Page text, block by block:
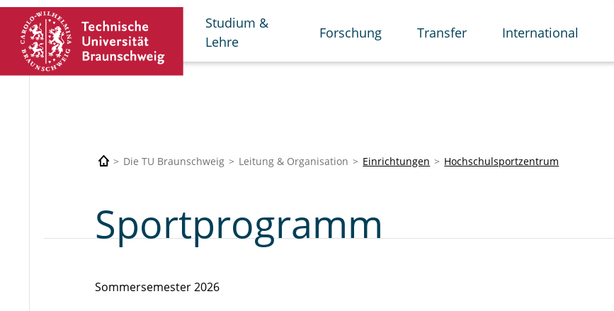
Studium &
Lehre
Forschung Transfer International
Die TU Braunschweig Leitung & Organisation Einrichtungen Hochschulsportzentrum
Sportprogramm
Sommersemester 2026